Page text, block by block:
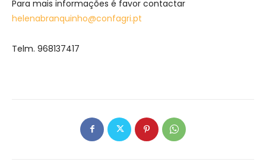
Para mais informações é favor contactar
helenabranquinho@confagri.pt
Telm. 968137417